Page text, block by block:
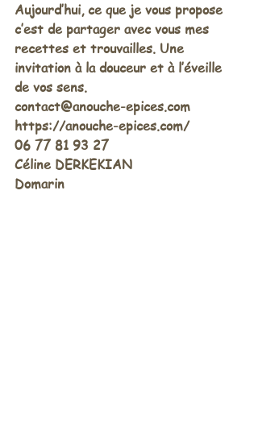
Aujourd’hui, ce que je vous propose
c’est de partager avec vous mes
recettes et trouvailles. Une
invitation à la douceur et à l’éveille
de vos sens.
contact@anouche-epices.com
https://anouche-epices.com/
06 77 81 93 27
Céline DERKEKIAN
Domarin